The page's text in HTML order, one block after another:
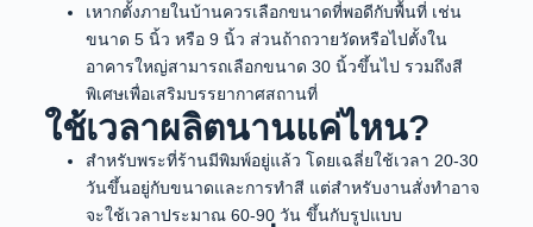
เหากตั้งภายในบ้านควรเลือกขนาดที่พอดีกับพื้นที่ เช่น
ขนาด 5 นิ้ว หรือ 9 นิ้ว ส่วนถ้าถวายวัดหรือไปตั้งใน
อาคารใหญ่สามารถเลือกขนาด 30 นิ้วขึ้นไป รวมถึงสี
พิเศษเพื่อเสริมบรรยากาศสถานที่
ใช้เวลาผลิตนานแค่ไหน?
สำหรับพระที่ร้านมีพิมพ์อยู่แล้ว โดยเฉลี่ยใช้เวลา 20-30
วันขึ้นอยู่กับขนาดและการทำสี แต่สำหรับงานสั่งทำอาจ
จะใช้เวลาประมาณ 60-90 วัน ขึ้นกับรูปแบบ